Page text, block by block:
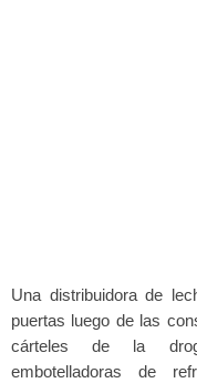
Una distribuidora de
puertas luego de las
cárteles de la
embotelladoras de